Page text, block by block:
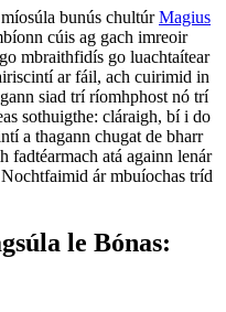
bunús chultúrMagius
cúis ag gach imreoir
mbraithfidís go luachtaítear
ar fáil, ach cuirimid in
siad trí ríomhphost nó trí
sothuigthe: cláraigh, bí i do
a thagann chugat de bharr
fadtéarmach atá againn lenár
ár mbuíochas tríd
le Bónas: